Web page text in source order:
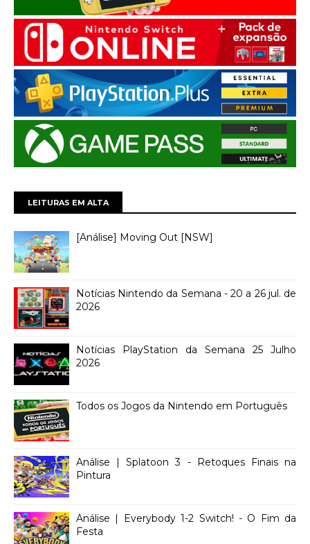
LEITURAS EM ALTA
[Análise] Moving Out [NSW]
Notícias Nintendo da Semana - 20 a 26 jul. de
2026
Notícias PlayStation da Semana 25 Julho
2026
Todos os Jogos da Nintendo em Português
Análise | Splatoon 3 - Retoques Finais na
Pintura
Análise | Everybody 1-2 Switch! - O Fim da
Festa